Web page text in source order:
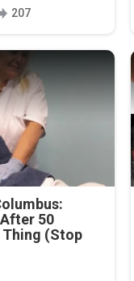
207
50
Thing (Stop